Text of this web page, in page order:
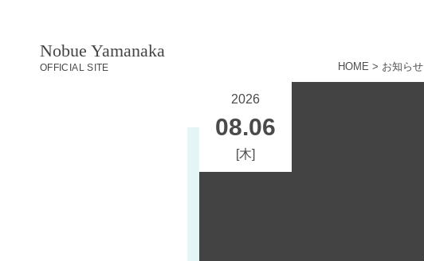
Nobue Yamanaka
OFFICIAL SITE HOME > お知らせ
2026
08.06
[木]